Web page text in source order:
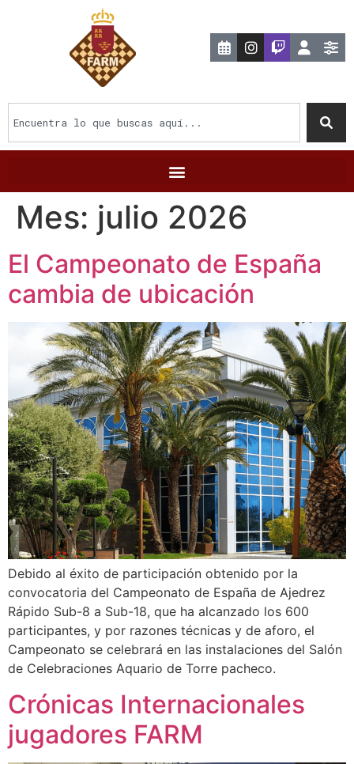
Mes: julio 2026
El Campeonato de España
cambia de ubicación
Debido al éxito de participación obtenido por la
convocatoria del Campeonato de España de Ajedrez
Rápido Sub-8 a Sub-18, que ha alcanzado los 600
participantes, y por razones técnicas y de aforo, el
Campeonato se celebrará en las instalaciones del Salón
de Celebraciones Aquario de Torre pacheco.
Crónicas Internacionales
jugadores FARM